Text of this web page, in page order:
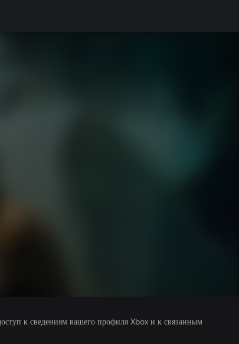
к сведениям вашего профиля Xbox и к связанным